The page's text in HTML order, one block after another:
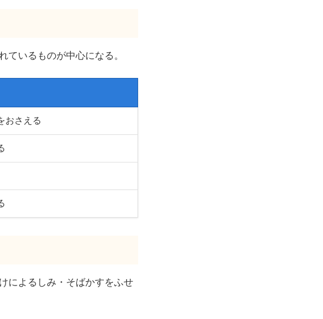
ているものが中心になる。
おさえる
によるしみ・そばかすをふせ